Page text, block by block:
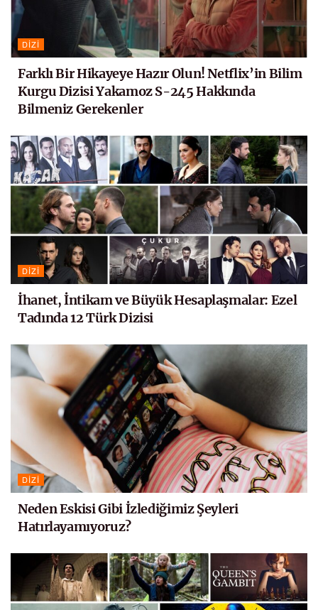
DIZI
Farklı Bir Hikayeye Hazır Olun! Netflix’in Bilim
Kurgu Dizisi Yakamoz S-245 Hakkında
Bilmeniz Gerekenler
DIZI
İhanet, İntikam ve Büyük Hesaplaşmalar: Ezel
Tadında 12 Türk Dizisi
DIZI
Neden Eskisi Gibi İzlediğimiz Şeyleri
Hatırlayamıyoruz?